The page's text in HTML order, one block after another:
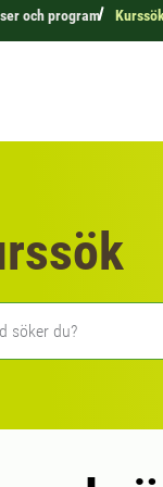
och program
sökning